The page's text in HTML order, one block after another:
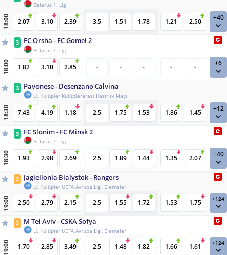
tiklandigindakupon onay istenmeden MBS ye
gonderilir ve iptal edilemez.
Belarus 1. Lig
18:00 2.07 3.10 2.39 3.5 1.51 1.78 1.21 2.50 +40
3 FC Orsha - FC Gomel 2
Belarus 1. Lig
18:00 1.82 3.10 2.85 - - - - - +6
3 Pavonese - Desenzano Calvina
U. Kulüpler Kulüplerarası Hazırlık Maçı
18:30 7.43 4.19 1.18 2.5 1.75 1.53 1.86 1.45 +12
3 FC Slonim - FC Minsk 2
Belarus 1. Lig
18:30 1.93 2.98 2.69 2.5 1.89 1.44 1.35 2.07 +40
2 Jagiellonia Bialystok - Rangers
U. Kulüpler UEFA Avrupa Ligi, Elemeler
19:00 2.50 2.79 2.15 2.5 1.55 1.72 1.53 1.75 +124
2 M Tel Aviv - CSKA Sofya
U. Kulüpler UEFA Avrupa Ligi, Elemeler
19:00 1.70 2.85 3.49 2.5 1.48 1.82 1.66 1.61 +124